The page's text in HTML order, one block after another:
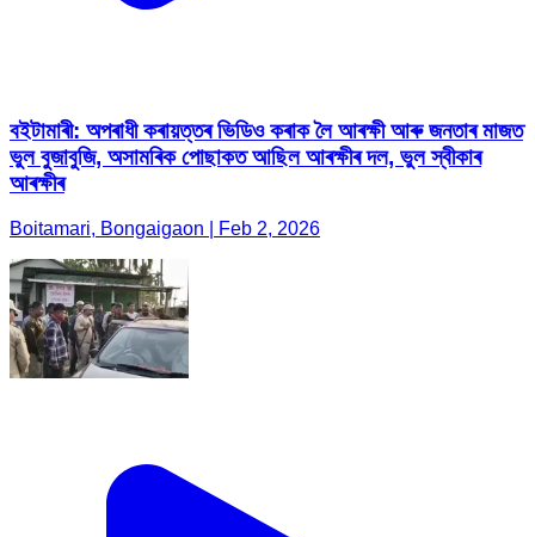
বইটামাৰী: অপৰাধী কৰায়ত্তৰ ভিডিও কৰাক লৈ আৰক্ষী আৰু জনতাৰ মাজত
ভুল বুজাবুজি, অসামৰিক পোছাকত আছিল আৰক্ষীৰ দল, ভুল স্বীকাৰ
আৰক্ষীৰ
Boitamari, Bongaigaon | Feb 2, 2026